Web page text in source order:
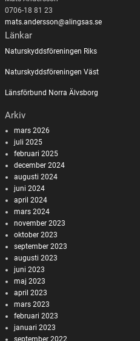
0706-18 81 23
mats.andersson@alingsas.se
Länkar
Naturskyddsföreningen Riks
Naturskyddsföreningen Väst
Länsförbund Norra Älvsborg
Arkiv
mars 2026
juli 2025
februari 2025
december 2024
augusti 2024
juni 2024
april 2024
mars 2024
november 2023
oktober 2023
september 2023
augusti 2023
juni 2023
maj 2023
april 2023
mars 2023
februari 2023
januari 2023